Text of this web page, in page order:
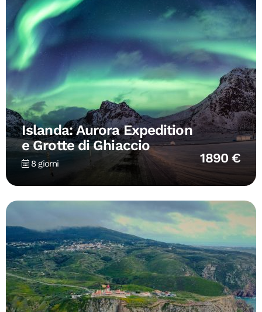
Islanda: Aurora Expedition
e Grotte di Ghiaccio
8 giorni 1890 €